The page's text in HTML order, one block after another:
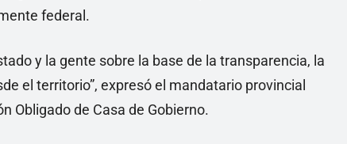
federal.
y la gente sobre la base de la transparencia, la
el territorio”, expresó el mandatario provincial
Obligado de Casa de Gobierno.